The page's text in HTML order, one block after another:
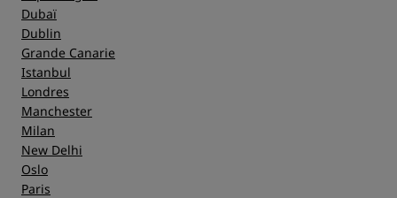
Dubaï
Dublin
Grande Canarie
Istanbul
Londres
Manchester
Milan
New Delhi
Oslo
Paris